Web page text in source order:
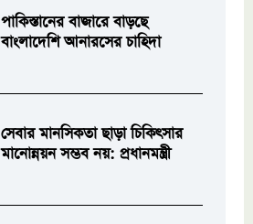
পাকিস্তানের বাজারে বাড়ছে
বাংলাদেশি আনারসের চাহিদা
সেবার মানসিকতা ছাড়া চিকিৎসার
মানোন্নয়ন সম্ভব নয়: প্রধানমন্ত্রী